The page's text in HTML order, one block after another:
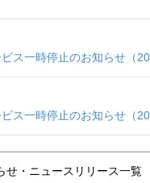
ビス一時停止のお知らせ（
ビス一時停止のお知らせ（
せ・ニュースリリース一覧